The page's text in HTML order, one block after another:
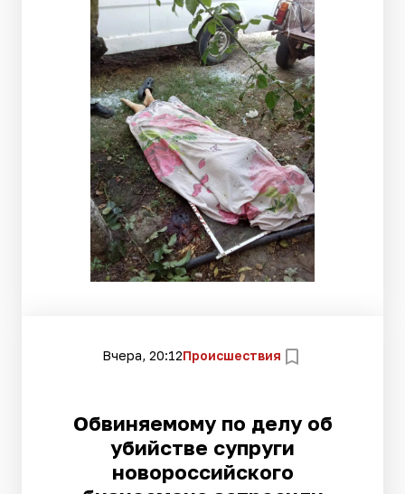
Вчера, 20:12Происшествия
Обвиняемому по делу об
убийстве супруги
новороссийского